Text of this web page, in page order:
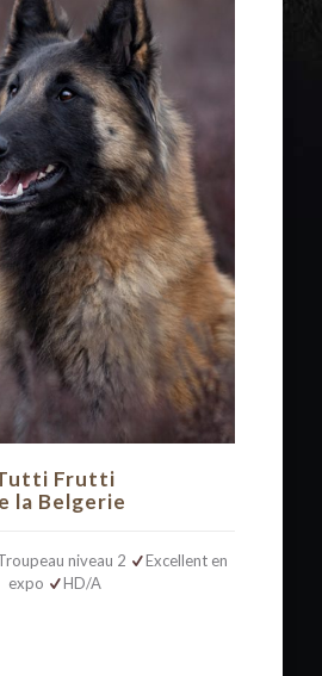
Frutti
la Belgerie
niveau 2
Excellent en
expo
HD/A